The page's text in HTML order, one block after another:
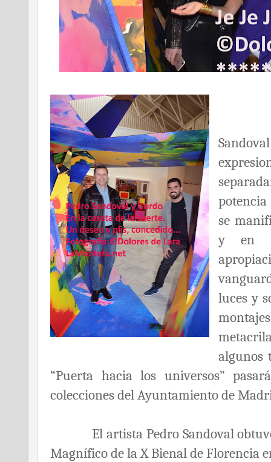
se
y en
luces y
algunos
“Puerta hacia los universos”
colecciones del Ayuntamiento de
El artista Pedro Sandoval obtuvo
Magnífico de la X Bienal de Florencia